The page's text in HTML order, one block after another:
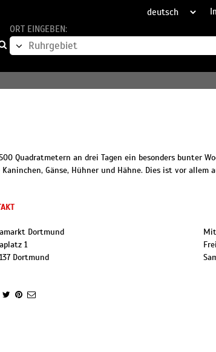
ORT EINGEBEN:
Quadratmetern an drei Tagen ein besonders bunter
Gänse, Hühner und Hähne. Dies ist vor
Dortmund
1
Dortmund